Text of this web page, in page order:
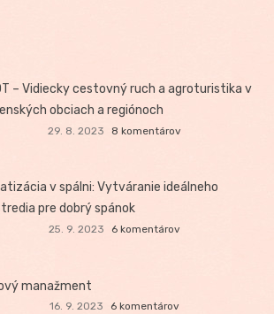
– Vidiecky cestovný ruch a agroturistika v
obciach a regiónoch
29. 8. 2023 8 komentárov
v spálni: Vytváranie ideálneho
pre dobrý spánok
25. 9. 2023 6 komentárov
manažment
16. 9. 2023 6 komentárov